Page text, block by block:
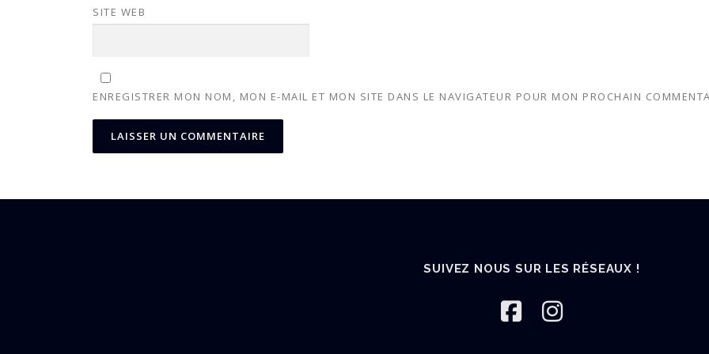
SITE WEB
ENREGISTRER MON NOM, MON E-MAIL ET MON SITE DANS LE NAVIGATEUR POUR MON PROCHAIN
SUIVEZ NOUS SUR LES RÉSEAUX !